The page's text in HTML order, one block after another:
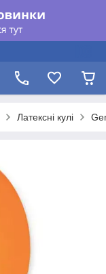
Латексні кулі